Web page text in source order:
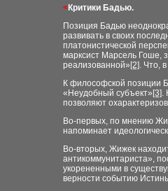
<Критики Бадью.
Позиция Бадью
развивать в своих
платонистической
марксист Марсель Гоше,
реализованной» [2]. Что,
К философской позиции
«Неудобный субъект» [3].
позволяют
Во-первых, по мнению
напоминает
Во-вторых, Жижек
антикоммунитариста»,
укорененными в
верности событию